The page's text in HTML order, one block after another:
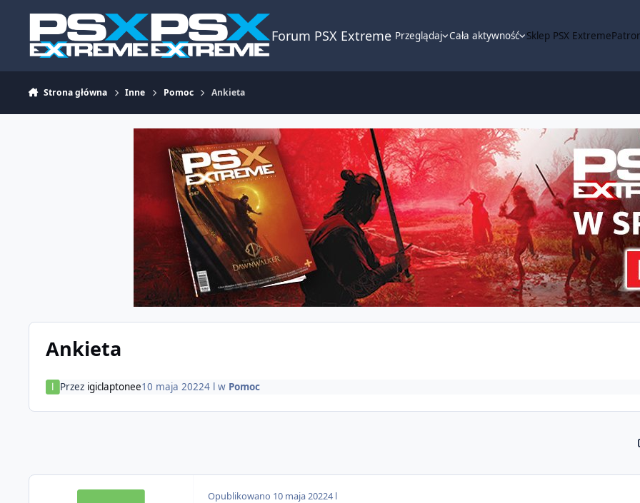
Forum PSX Extreme Przeglądaj Cała aktywność Sklep PSX Extreme
Strona główna Inne Pomoc Ankieta
Ankieta
Przez igiclaptonee10 maja 20224 lw Pomoc
Opublikowano 10 maja 20224 l